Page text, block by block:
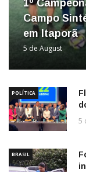
1º
Campo
em Itaporã
5 de August
POLÍTICA
5
BRASIL